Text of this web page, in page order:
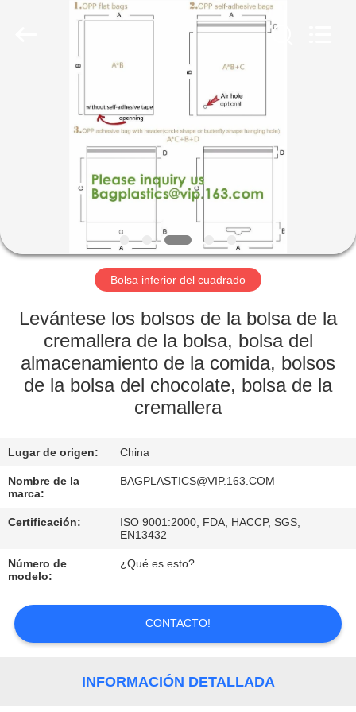
PRODUCTOS
SOBRE
NOSOTROS
VIAJE
LA
FÁBRICA
CONTROL
ÉNTRENOS
EN
CONTACTO
CON
PIDA
UNA
Bolsa inferior del cuadrado
Levántese los bolsos de la bolsa de la
cremallera de la bolsa, bolsa del
almacenamiento de la comida, bolsos
de la bolsa del chocolate, bolsa de la
cremallera
Lugar de origen: China
Nombre de la
marca:
BAGPLASTICS@VIP.163.COM
Certificación:
ISO 9001:2000, FDA, HACCP, SGS,
EN13432
Número de
modelo:
¿Qué es esto?
CONTACTO!
INFORMACIÓN DETALLADA